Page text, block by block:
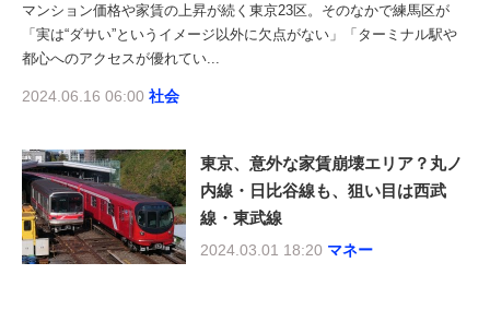
マンション価格や家賃の上昇が続く東京23区。そのなかで練馬区が
「実は“ダサい”というイメージ以外に欠点がない」「ターミナル駅や
都心へのアクセスが優れてい...
2024.06.16 06:00 社会
東京、意外な家賃崩壊エリア？丸ノ
内線・日比谷線も、狙い目は西武
線・東武線
2024.03.01 18:20 マネー